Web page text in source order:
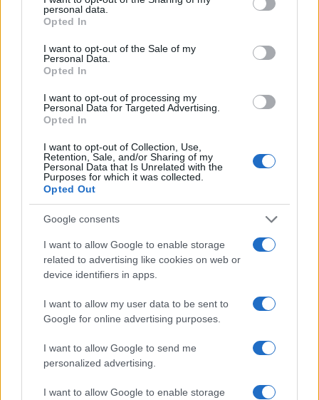
grant or deny consent to Google and its third-party tags to
use your data for below specified purposes in below Google
consent section.
personal data.
Opted In
I want to opt-out of the Sale of my
Personal Data.
Opted In
I want to opt-out of processing my
Personal Data for Targeted Advertising.
Opted In
I want to opt-out of Collection, Use,
Retention, Sale, and/or Sharing of my
Personal Data that Is Unrelated with the
Purposes for which it was collected.
Opted Out
Google consents
I want to allow Google to enable storage
related to advertising like cookies on web or
device identifiers in apps.
I want to allow my user data to be sent to
Google for online advertising purposes.
I want to allow Google to send me
personalized advertising.
I want to allow Google to enable storage
ΑΙΧΜΕΣ: Και άλλες αποχωρήσεις και
άλλες συμφωνίες
Το Καλοκαίρι αυτό στα ΜΜΕ θυμίζει αίθουσα αφίξεων και
αναχωρήσεων αεροδρομίου. Άλλοι γνωρίζουν τον
προορισμό τους και άλλοι αλλάζουν πορεία, ενώ έχουν
ξεκινήσει για άλλου καταλήγουν σε άλλο σημείο. Η
κινητικότητα είναι συνάρτηση πολλών παραγόντων,
ορισμένοι εκ των οποίων δεν είναι ορατοί προς το
κυβέρνηση, […]